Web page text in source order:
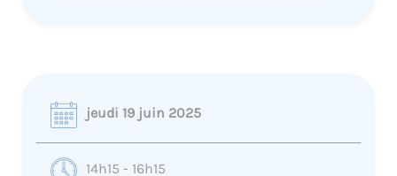
jeudi 19 juin 2025
14h15 - 16h15